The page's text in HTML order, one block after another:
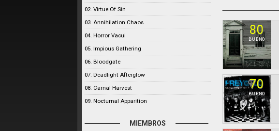
02. Virtue Of Sin
03. Annihilation Chaos
04. Horror Vacui
05. Impious Gathering
06. Bloodgate
07. Deadlight Afterglow
08. Carnal Harvest
09. Nocturnal Apparition
MIEMBROS
80
BUENO
70
BUENO